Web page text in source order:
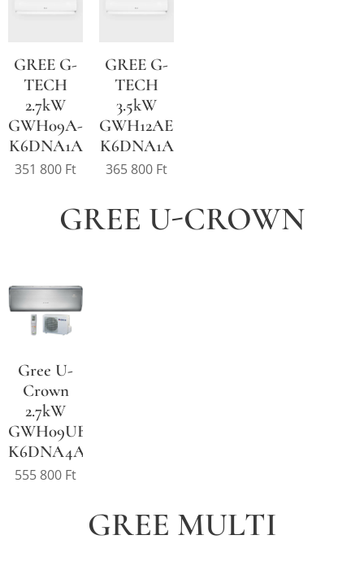
GREE G-
TECH
2.7kW
GWH09A-
K6DNA1A
351 800 Ft
GREE G-
TECH
3.5kW
GWH12AEC-
K6DNA1A
365 800 Ft
GREE U-CROWN
Gree U-
Crown
2.7kW
GWH09UB-
K6DNA4A
555 800 Ft
GREE MULTI